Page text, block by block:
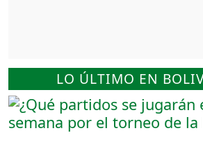
LO ÚLTIMO EN